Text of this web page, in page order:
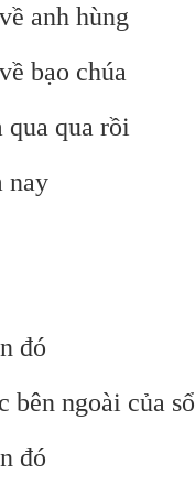
anh hùng
bạo chúa
qua qua rồi
nay
đó
bên ngoài của sổ
đó